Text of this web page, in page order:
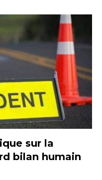
sur la
bilan humain